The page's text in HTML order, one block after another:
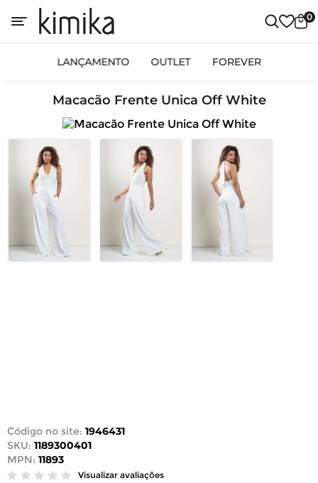
0
LANÇAMENTO OUTLET FOREVER
Macacão Frente Unica Off White
Código no site: 1946431
SKU: 1189300401
MPN: 11893
Visualizar avaliações